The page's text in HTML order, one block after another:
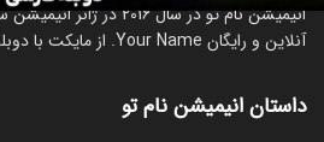
انیمیشن نام تو در سال
آنلاین و رایگان Your Name. از مایکت با دوبله بدون نیاز به دانلود.
داستان انیمیشن نام تو